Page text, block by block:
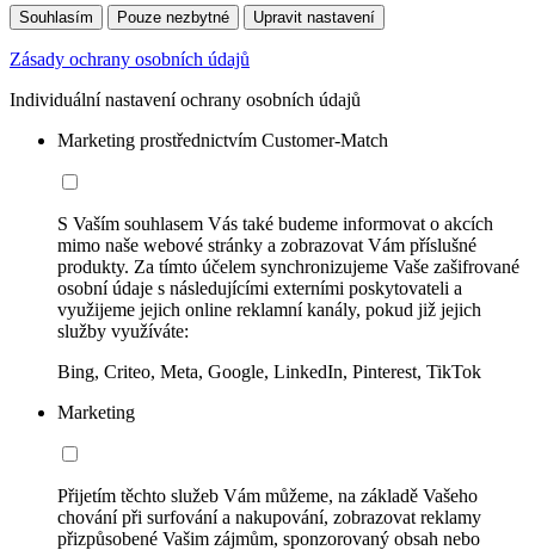
Souhlasím Pouze nezbytné Upravit nastavení
Zásady ochrany osobních údajů
Individuální nastavení ochrany osobních údajů
Marketing prostřednictvím Customer-Match
S Vaším souhlasem Vás také budeme informovat o akcích
mimo naše webové stránky a zobrazovat Vám příslušné
produkty. Za tímto účelem synchronizujeme Vaše zašifrované
osobní údaje s následujícími externími poskytovateli a
využijeme jejich online reklamní kanály, pokud již jejich
služby využíváte:
Bing, Criteo, Meta, Google, LinkedIn, Pinterest, TikTok
Marketing
Přijetím těchto služeb Vám můžeme, na základě Vašeho
chování při surfování a nakupování, zobrazovat reklamy
přizpůsobené Vašim zájmům, sponzorovaný obsah nebo